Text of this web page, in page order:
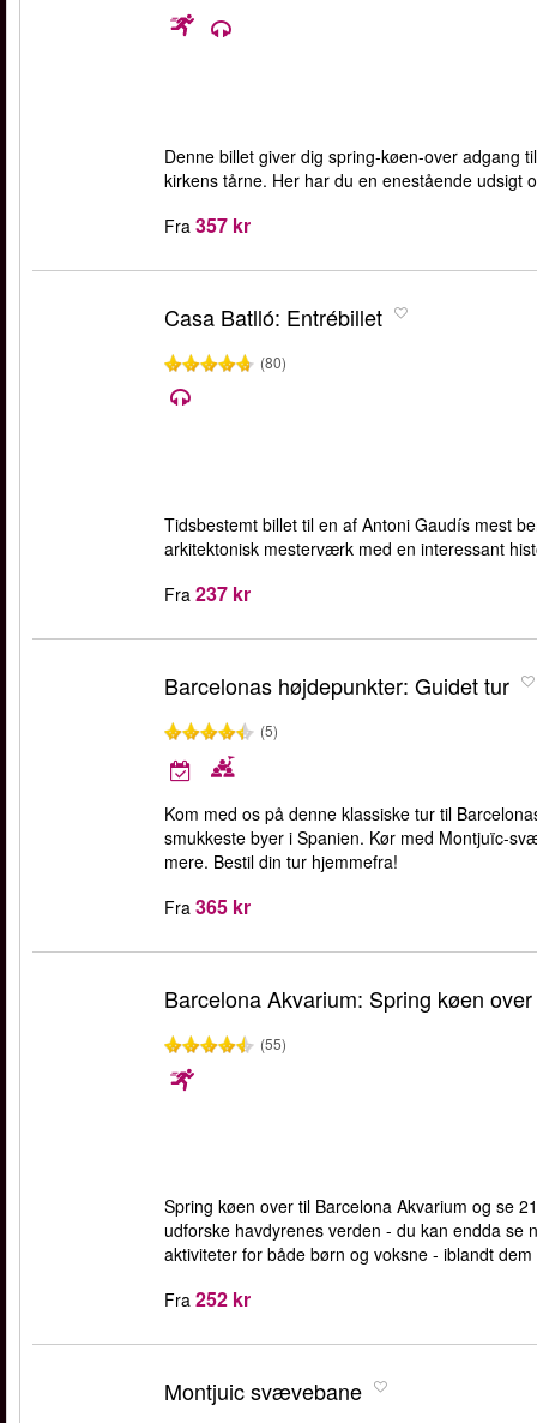
Denne billet giver dig spring-køen-over adgang
kirkens tårne. Her har du en enestående udsigt
Fra 357 kr
Casa Batlló: Entrébillet
(80)
Tidsbestemt billet til en af Antoni Gaudís mest
arkitektonisk mesterværk med en interessant
Fra 237 kr
Barcelonas højdepunkter: Guidet tur
(5)
Kom med os på denne klassiske tur til
smukkeste byer i Spanien. Kør med Montjuïc-
mere. Bestil din tur hjemmefra!
Fra 365 kr
Barcelona Akvarium: Spring køen over
(55)
Spring køen over til Barcelona Akvarium og se
udforske havdyrenes verden - du kan endda se
aktiviteter for både børn og voksne - iblandt
Fra 252 kr
Montjuic svævebane